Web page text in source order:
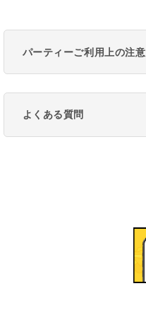
パーティーご利用上の注意
よくある質問